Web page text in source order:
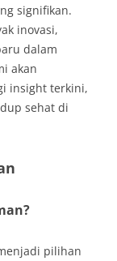
signifikan.
inovasi,
dalam
akan
insight terkini,
sehat di
pilihan